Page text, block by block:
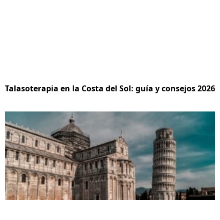
Talasoterapia en la Costa del Sol: guía y consejos 2026